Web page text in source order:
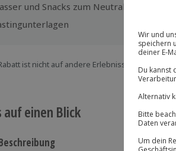
und Snacks zum Neutralisieren
ist nicht auf andere Erlebnisse bei der
auf einen Blick